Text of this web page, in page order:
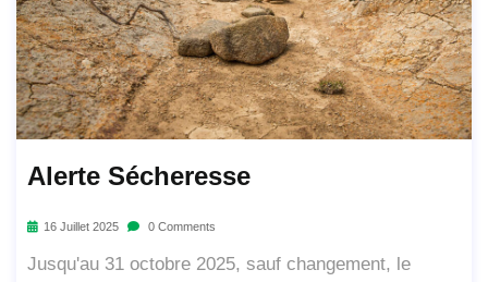
Alerte Sécheresse
16 Juillet 2025 0 Comments
Jusqu'au 31 octobre 2025, sauf changement, le